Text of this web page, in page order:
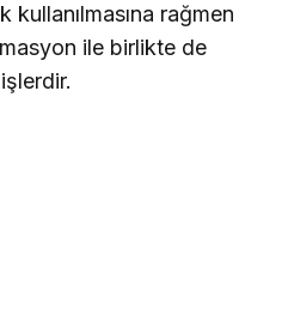
rağmen
ile birlikte de